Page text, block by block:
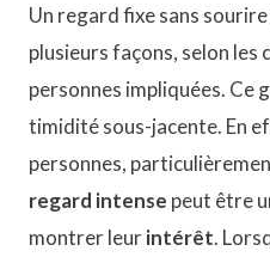
Un regard fixe sans
plusieurs façons, selon les
personnes impliquées. Ce
timidité sous-jacente. En
personnes,
regard intense peut être
montrer leurintérêt.